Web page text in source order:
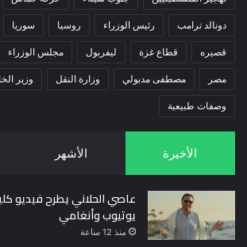
دونالد ترامب رئيس الوزراء روسيا سوريا
قصيره قطاع غزة ليفربول مجلس الوزراء
مصر مصطفى مدبولي وزارة النقل وزير
وصفات طبيعية
الأخيرة الأشهر
عاصي الحلاني يطرح فيديو
يوتيوب وأنغامي
منذ 12 ساعة